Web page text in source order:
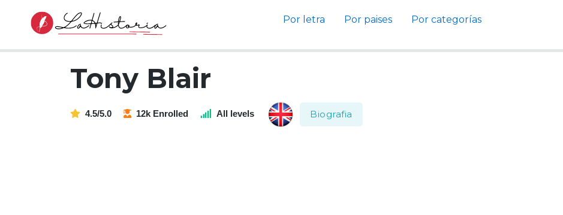
Por letra Por paises Por categorías
Tony Blair
4.5/5.0 12k Enrolled All levels Biografia